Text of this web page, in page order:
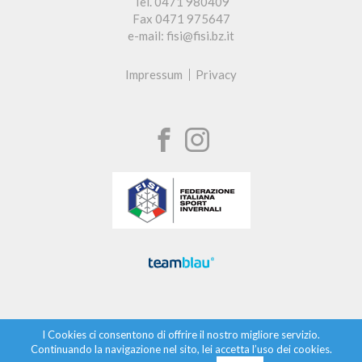
Fax 0471 975647
e-mail: fisi@fisi.bz.it
Impressum Privacy
I Cookies ci consentono di offrire il nostro migliore servizio.
Continuando la navigazione nel sito, lei accetta l’uso dei cookies.